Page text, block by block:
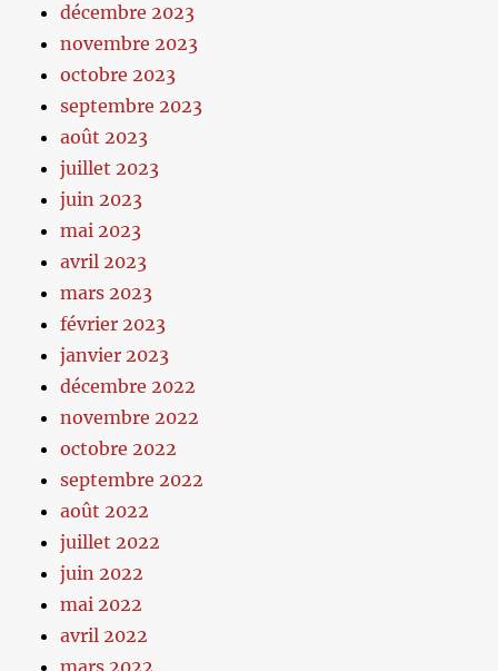
décembre 2023
novembre 2023
octobre 2023
septembre 2023
août 2023
juillet 2023
juin 2023
mai 2023
avril 2023
mars 2023
février 2023
janvier 2023
décembre 2022
novembre 2022
octobre 2022
septembre 2022
août 2022
juillet 2022
juin 2022
mai 2022
avril 2022